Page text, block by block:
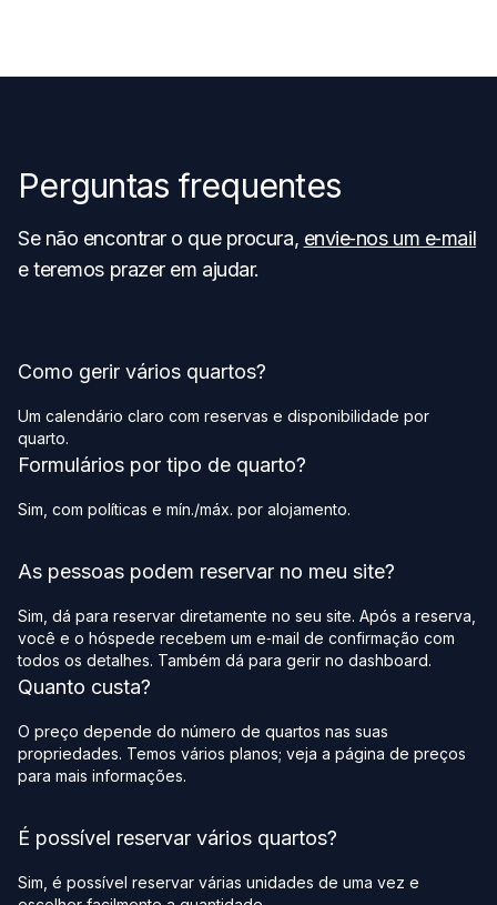
Perguntas frequentes
Se não encontrar o que procura, envie‑nos um e‑mail
e teremos prazer em ajudar.
Como gerir vários quartos?
Um calendário claro com reservas e disponibilidade por
quarto.
Formulários por tipo de quarto?
Sim, com políticas e mín./máx. por alojamento.
As pessoas podem reservar no meu site?
Sim, dá para reservar diretamente no seu site. Após a reserva,
você e o hóspede recebem um e‑mail de confirmação com
todos os detalhes. Também dá para gerir no dashboard.
Quanto custa?
O preço depende do número de quartos nas suas
propriedades. Temos vários planos; veja a página de preços
para mais informações.
É possível reservar vários quartos?
Sim, é possível reservar várias unidades de uma vez e